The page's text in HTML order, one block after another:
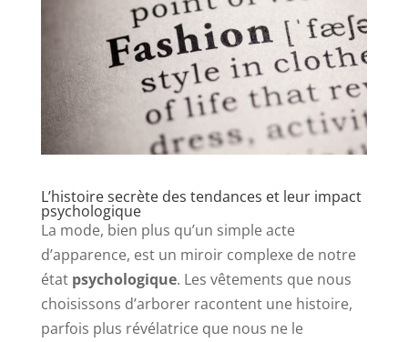
L’histoire secrète des tendances et leur impact
psychologique
La mode, bien plus qu’un simple acte
d’apparence, est un miroir complexe de notre
état psychologique. Les vêtements que nous
choisissons d’arborer racontent une histoire,
parfois plus révélatrice que nous ne le